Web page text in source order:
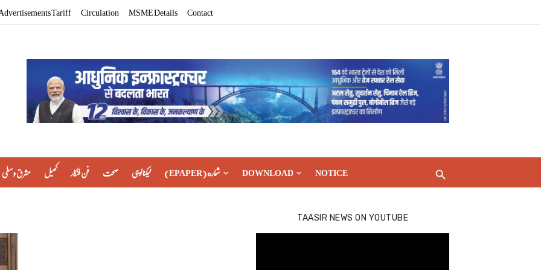
Tariff Circulation MSME Details Contact
مشرق وسطی کھیل فن فنکار صحت ٹیکنالوجی (EPAPER) شماره DOWNLOAD NOTICE
TAASIR NEWS ON YOUTUBE